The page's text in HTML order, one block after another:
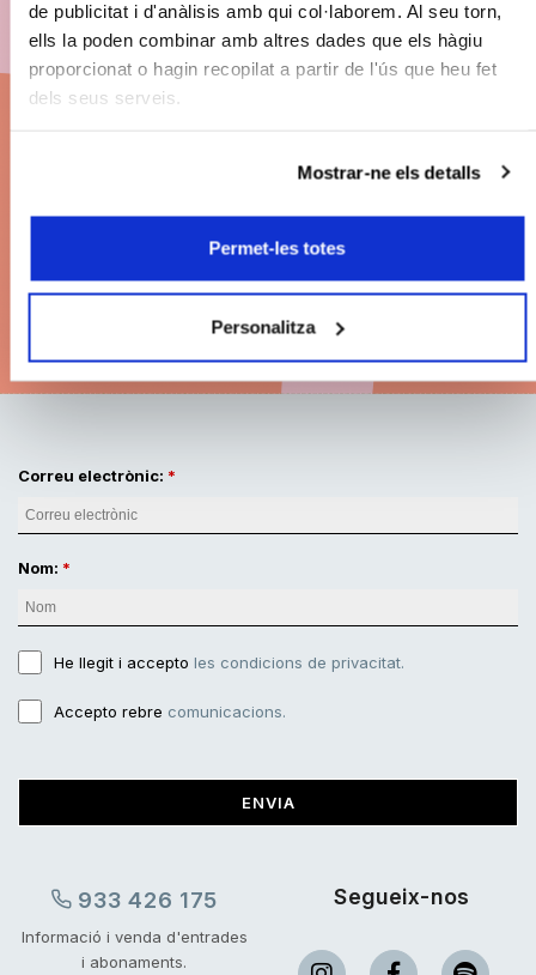
de publicitat i d'anàlisis amb qui col·laborem. Al seu torn,
ells la poden combinar amb altres dades que els hàgiu
proporcionat o hagin recopilat a partir de l'ús que heu fet
dels seus serveis.
Mostrar-ne els detalls
Permet-les totes
Personalitza
Abona't a BCN Clàssics
26/27
Descomptes en els preus de les entrades.
Modalitats d'abonament
Correu electrònic:
Nom:
He llegit i accepto les condicions de privacitat.
Accepto rebre comunicacions.
ENVIA
933 426 175
Informació i venda d'entrades
i abonaments.
Segueix-nos